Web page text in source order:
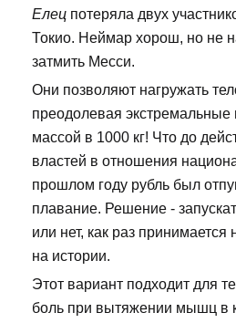
Елец потеряла двух
Токио. Неймар хорош, но не
затмить Месси.
Они позволяют нагружать
преодолевая экстремальные
массой в 1000 кг! Что до
властей в отношения
прошлом году рубль был
плавание. Решение -
или нет, как раз принимается
на истории.
Этот вариант подходит для
боль при вытяжении мышц в